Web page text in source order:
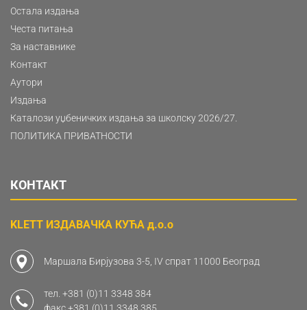
Остала издања
Честа питања
За наставнике
Контакт
Аутори
Издања
Каталози уџбеничких издања за школску 2026/27.
ПОЛИТИКА ПРИВАТНОСТИ
КОНТАКТ
KLETT ИЗДАВАЧКА КУЋА д.о.о
Маршала Бирјузова 3-5, IV спрат 11000 Београд
тел. +381 (0)11 3348 384